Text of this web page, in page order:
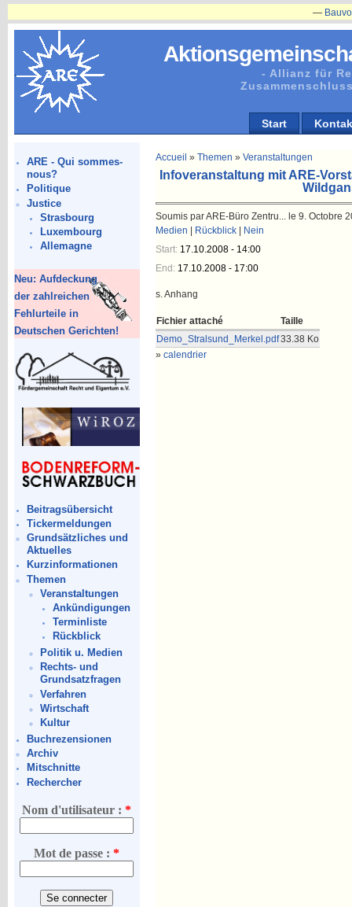
- Allianz für
Start
ARE - Qui sommes-
nous?
Politique
Justice
Strasbourg
Luxembourg
Allemagne
Neu: Aufdeckung
der zahlreichen
Fehlurteile in
Deutschen Gerichten!
Beitragsübersicht
Tickermeldungen
Grundsätzliches und
Aktuelles
Kurzinformationen
Themen
Veranstaltungen
Ankündigungen
Terminliste
Rückblick
Politik u. Medien
Rechts- und
Grundsatzfragen
Verfahren
Wirtschaft
Kultur
Buchrezensionen
Archiv
Mitschnitte
Rechercher
Nom d'utilisateur :*
Mot de passe :*
Accueil » Themen » Veranstaltungen
Infoveranstaltung mit ARE-
Soumis par ARE-Büro Zentru... le 9. Octobre
Medien
Rückblick|
Nein
Start: 17.10.2008 - 14:00
End: 17.10.2008 - 17:00
s. Anhang
Fichier attaché
Taille
Demo_Stralsund_Merkel.pdf33.38 Ko
» calendrier